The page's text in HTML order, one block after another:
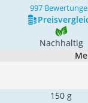
997
Nachhaltig
150 g